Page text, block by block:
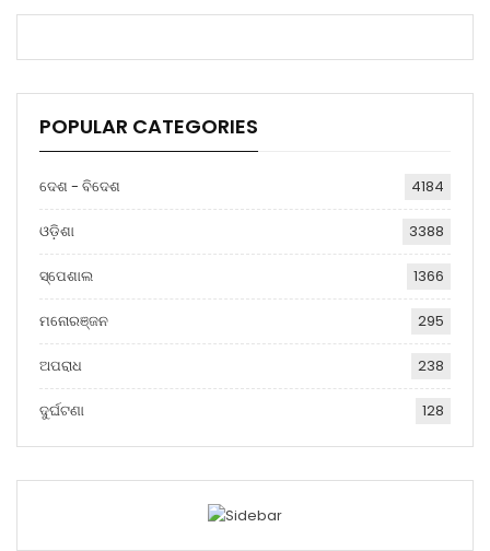
POPULAR CATEGORIES
ଦେଶ - ବିଦେଶ 4184
ଓଡ଼ିଶା 3388
ସ୍ପେଶାଲ 1366
ମନୋରଞ୍ଜନ 295
ଅପରାଧ 238
ଦୁର୍ଘଟଣା 128